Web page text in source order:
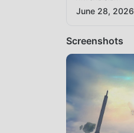
June 28, 2026
Screenshots